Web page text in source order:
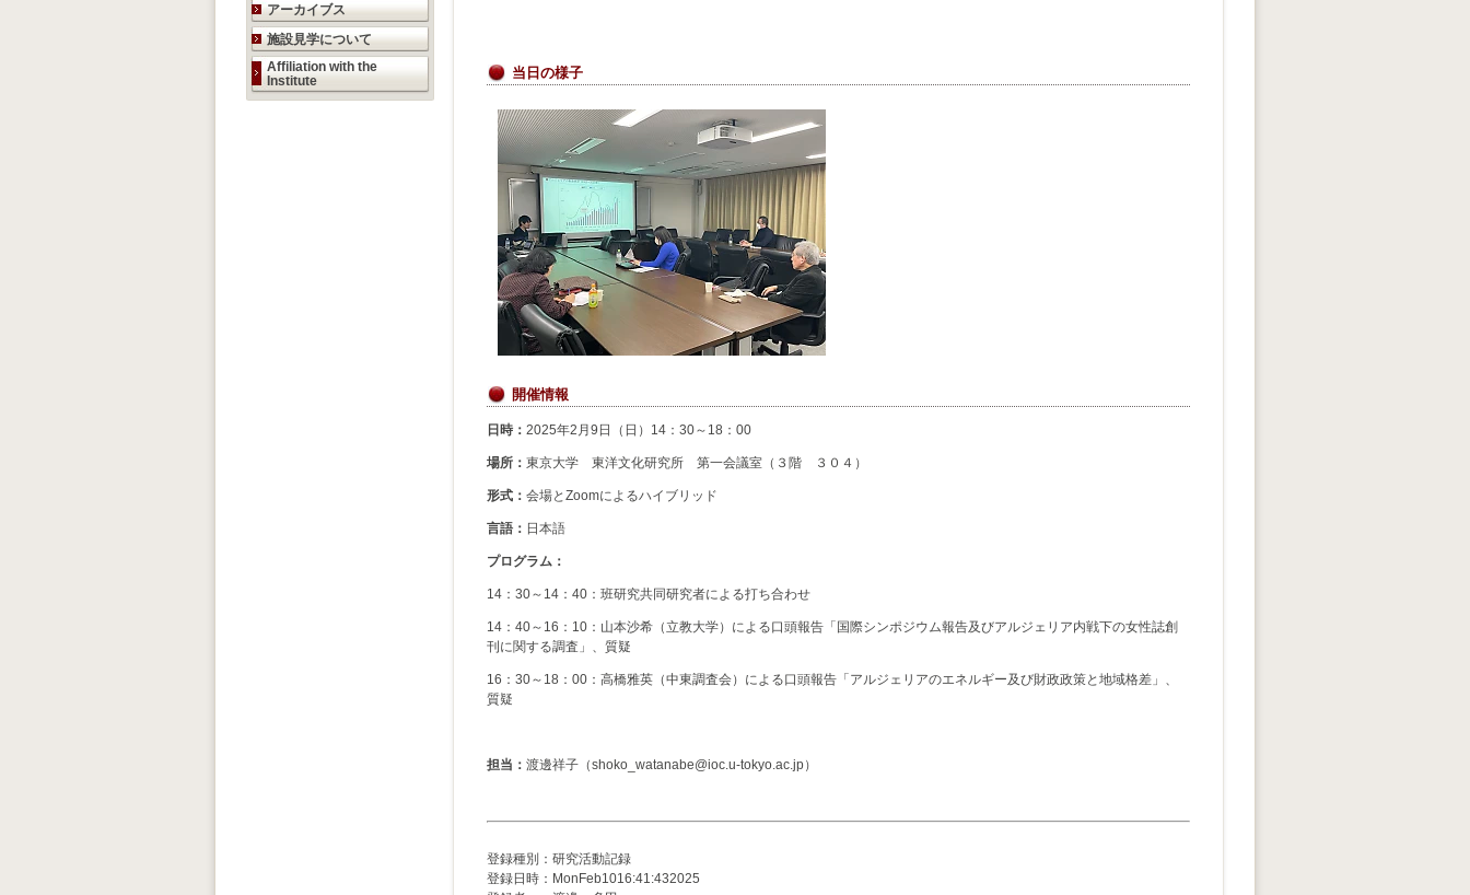
アーカイブス
施設見学について
Affiliation with the
Institute
当日の様子
開催情報
日時： 2025年2月9日（日）14：30～18：00
場所： 東京大学 東洋文化研究所 第一会議室（３階 ３０４）
形式： 会場とZoomによるハイブリッド
言語： 日本語
プログラム：
14：30～14：40：班研究共同研究者による打ち合わせ
14：40～16：10：山本沙希（立教大学）による口頭報告「国際シンポジウム報告及びアルジェリア内戦下の女性誌創
刊に関する調査」、質疑
16：30～18：00：高橋雅英（中東調査会）による口頭報告「アルジェリアのエネルギー及び財政政策と地域格差」、
質疑
担当： 渡邊祥子（shoko_watanabe@ioc.u-tokyo.ac.jp）
登録種別：研究活動記録
登録日時：MonFeb1016:41:432025